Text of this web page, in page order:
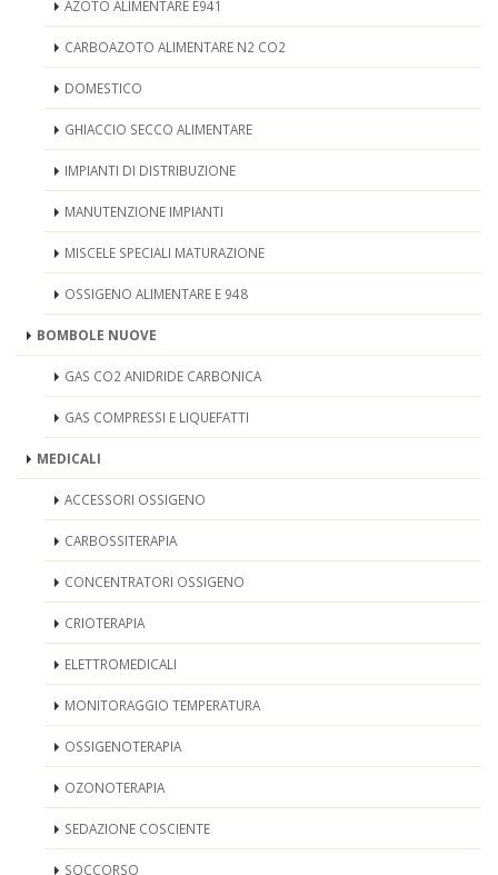
AZOTO ALIMENTARE E941
CARBOAZOTO ALIMENTARE N2 CO2
DOMESTICO
GHIACCIO SECCO ALIMENTARE
IMPIANTI DI DISTRIBUZIONE
MANUTENZIONE IMPIANTI
MISCELE SPECIALI MATURAZIONE
OSSIGENO ALIMENTARE E 948
BOMBOLE NUOVE
GAS CO2 ANIDRIDE CARBONICA
GAS COMPRESSI E LIQUEFATTI
MEDICALI
ACCESSORI OSSIGENO
CARBOSSITERAPIA
CONCENTRATORI OSSIGENO
CRIOTERAPIA
ELETTROMEDICALI
MONITORAGGIO TEMPERATURA
OSSIGENOTERAPIA
OZONOTERAPIA
SEDAZIONE COSCIENTE
SOCCORSO